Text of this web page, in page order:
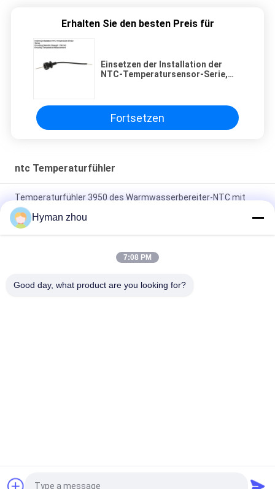
Erhalten Sie den besten Preis für
Einsetzen der Installation der
NTC-Temperatursensor-Serie,
Temperaturmessung sicherstellt
Fortsetzen
ntc Temperaturfühler
Temperaturfühler 3950 des Warmwasserbereiter-NTC mit
Plastikmetall
Des Wechselstrom-Heizungs-NTC breite 3950
Temperaturspanne Thermistor-Temperaturfühler-10K 1%
10k des Anschlusses NTC 3950 in PVC
Hochtemperaturk-
Hyman zhou
7:08 PM
Good day, what product are you looking for?